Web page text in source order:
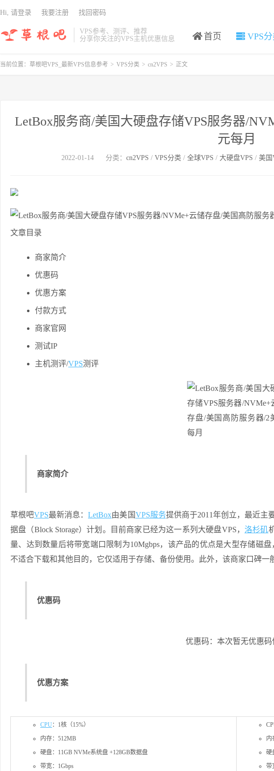
VPS参考、测评、推荐
分享你关注的VPS主机优惠信息
首页 VPS
Hi, 请登录 我要注册 找回密码
当前位置： 草根吧VPS_最新VPS信息参考 > VPS分类 > cn2VPS > 正文
LetBox服务商/美国大硬盘存储VPS服务器/
元每月
2022-01-14 分类： cn2VPS / VPS分类 / 全球VPS / 大硬盘VPS / 美国
文章目录
商家简介
优惠码
优惠方案
付款方式
商家官网
测试IP
主机测评/VPS测评
商家简介
草根吧VPS最新消息：LetBox由美国VPS服务提供商于2011年创立，最近主
据盘（Block Storage）计划。目前商家已经为这一系列大硬盘VPS， 洛杉矶
量、达到数量后将带宽端口限制为10Mgbps，该产品的优点是大型存储磁
不适合下载和其他目的，它仅适用于存储、备份使用。此外，该商家口碑
优惠码
优惠码：本次暂无优惠码
优惠方案
CPU：1核（15%）
内存：512MB
硬盘：11GB NVMe系统盘 +128GB数据盘
带宽：1Gbps
内
硬
带